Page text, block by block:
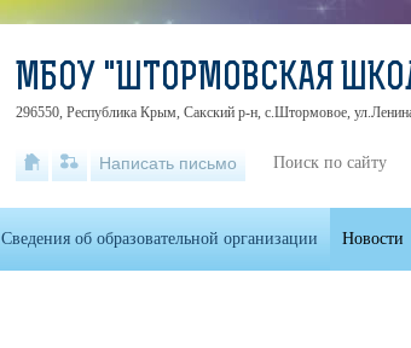
МБОУ "ШТОРМОВСКАЯ
296550, Республика Крым, Сакский р-н, с.Штормовое,
Написать письмо
Сведения об образовательной организации Новости